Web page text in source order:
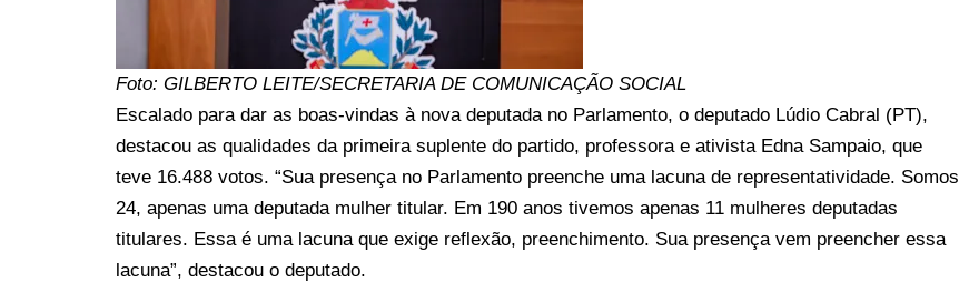
Foto: GILBERTO LEITE/SECRETARIA DE COMUNICAÇÃO SOCIAL
Escalado para dar as boas-vindas à nova deputada no Parlamento, o deputado Lúdio Cabral (PT),
destacou as qualidades da primeira suplente do partido, professora e ativista Edna Sampaio, que
teve 16.488 votos. “Sua presença no Parlamento preenche uma lacuna de representatividade. Somos
24, apenas uma deputada mulher titular. Em 190 anos tivemos apenas 11 mulheres deputadas
titulares. Essa é uma lacuna que exige reflexão, preenchimento. Sua presença vem preencher essa
lacuna”, destacou o deputado.